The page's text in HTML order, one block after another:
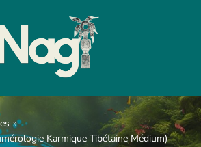
Karmique Tibétaine Médium)